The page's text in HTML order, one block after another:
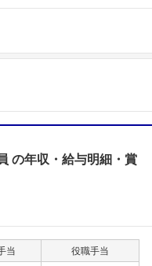
の年収・給与明細・賞
当
役職手当